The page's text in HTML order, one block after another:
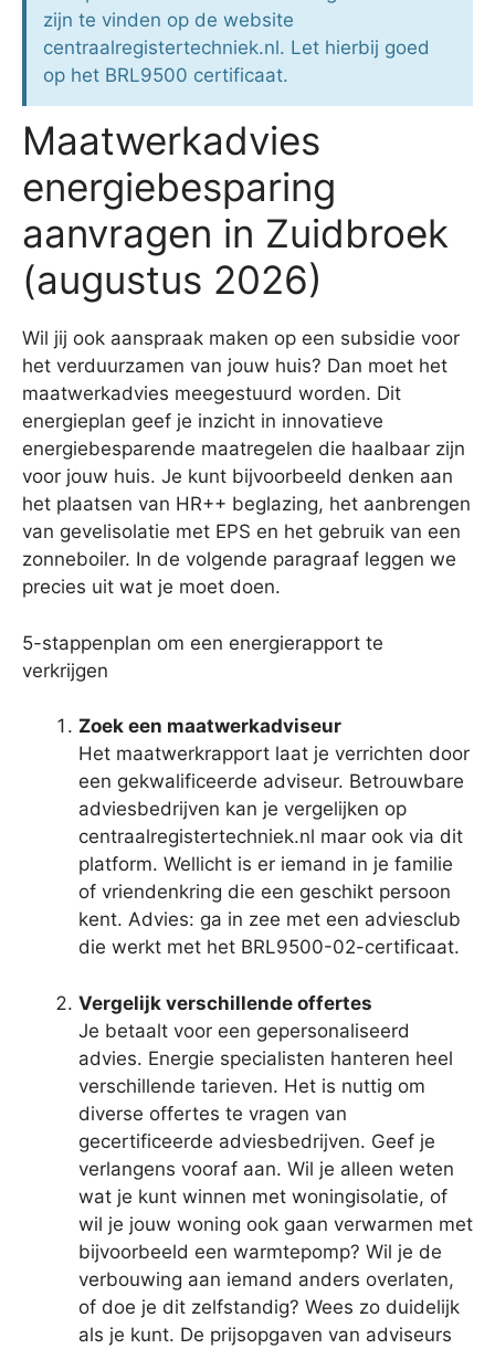
zijn te vinden op de website
centraalregistertechniek.nl. Let hierbij goed
op het BRL9500 certificaat.
Maatwerkadvies
energiebesparing
aanvragen in Zuidbroek
(augustus 2026)
Wil jij ook aanspraak maken op een subsidie voor
het verduurzamen van jouw huis? Dan moet het
maatwerkadvies meegestuurd worden. Dit
energieplan geef je inzicht in innovatieve
energiebesparende maatregelen die haalbaar zijn
voor jouw huis. Je kunt bijvoorbeeld denken aan
het plaatsen van HR++ beglazing, het aanbrengen
van gevelisolatie met EPS en het gebruik van een
zonneboiler. In de volgende paragraaf leggen we
precies uit wat je moet doen.
5-stappenplan om een energierapport te
verkrijgen
Zoek een maatwerkadviseur
Het maatwerkrapport laat je verrichten door
een gekwalificeerde adviseur. Betrouwbare
adviesbedrijven kan je vergelijken op
centraalregistertechniek.nl maar ook via dit
platform. Wellicht is er iemand in je familie
of vriendenkring die een geschikt persoon
kent. Advies: ga in zee met een adviesclub
die werkt met het BRL9500-02-certificaat.
Vergelijk verschillende offertes
Je betaalt voor een gepersonaliseerd
advies. Energie specialisten hanteren heel
verschillende tarieven. Het is nuttig om
diverse offertes te vragen van
gecertificeerde adviesbedrijven. Geef je
verlangens vooraf aan. Wil je alleen weten
wat je kunt winnen met woningisolatie, of
wil je jouw woning ook gaan verwarmen met
bijvoorbeeld een warmtepomp? Wil je de
verbouwing aan iemand anders overlaten,
of doe je dit zelfstandig? Wees zo duidelijk
als je kunt. De prijsopgaven van adviseurs